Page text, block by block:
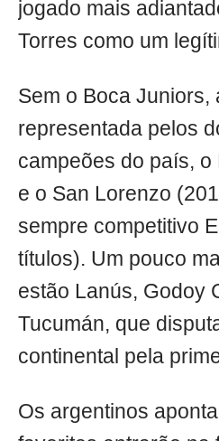
jogado mais
Torres como um
Sem o Boca Juniors,
representada pelos
campeões do país,
e o San Lorenzo
sempre competitivo
títulos). Um pouco
estão Lanús, Godoy
Tucumán, que
continental pela
Os argentinos